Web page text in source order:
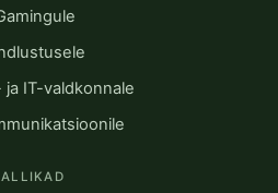
ja IT-valdkonnale
ALLIKAD